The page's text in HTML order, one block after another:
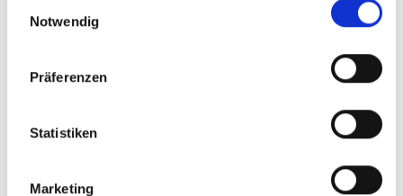
Notwendig
Präferenzen
Statistiken
Marketing
diesjährige PlakaDiva-Wettbewerb die breite Palette der
neuen Jahrgangs wurden jetzt von den Media- und
Kreativ-Profis der PlakaDiva-Jury für die Shortlist
„Wir haben erneut einen spannenden Wettbewerb
Preiswürdigkeit der Kampagnen eingehend diskutiert